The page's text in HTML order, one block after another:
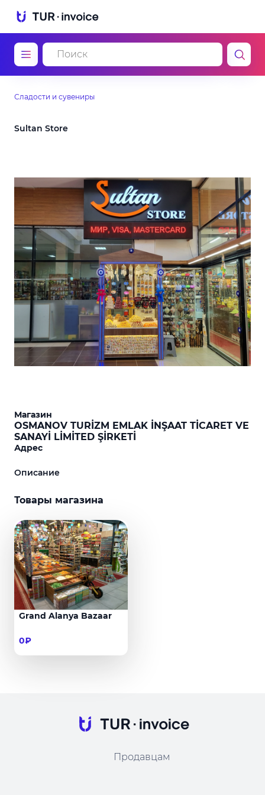
Сладости и сувениры
Sultan Store
Магазин
OSMANOV TURİZM EMLAK İNŞAAT TİCARET VE
SANAYİ LİMİTED ŞİRKETİ
Адрес
Описание
Товары магазина
Grand Alanya Bazaar
0₽
Продавцам